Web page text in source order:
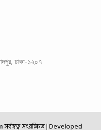
ঢাকা-১২০৭
সর্বস্বত্ব সংরক্ষিত| Developed